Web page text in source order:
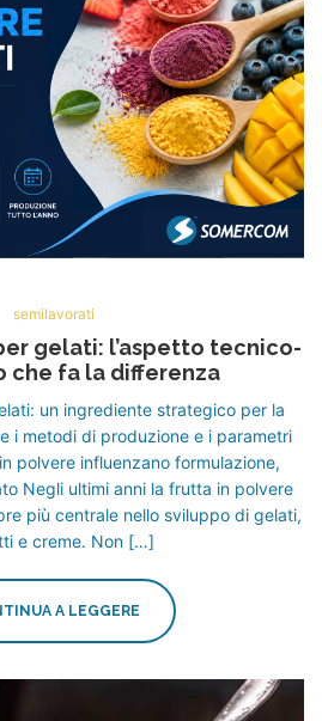
semilavorati
gelati: l’aspetto tecnico-
che fa la differenza
un ingrediente strategico per la
i metodi di produzione e i parametri
polvere influenzano formulazione,
Negli ultimi anni la frutta in polvere
più centrale nello sviluppo di gelati,
e creme. Non […]
A LEGGERE